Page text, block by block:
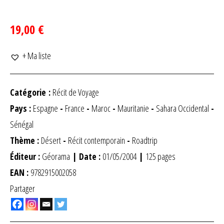
19,00 €
+ Ma liste
Catégorie : Récit de Voyage
Pays : Espagne - France - Maroc - Mauritanie - Sahara Occidental -
Sénégal
Thème : Désert - Récit contemporain - Roadtrip
Éditeur : Géorama | Date : 01/05/2004| 125 pages
EAN : 9782915002058
Partager